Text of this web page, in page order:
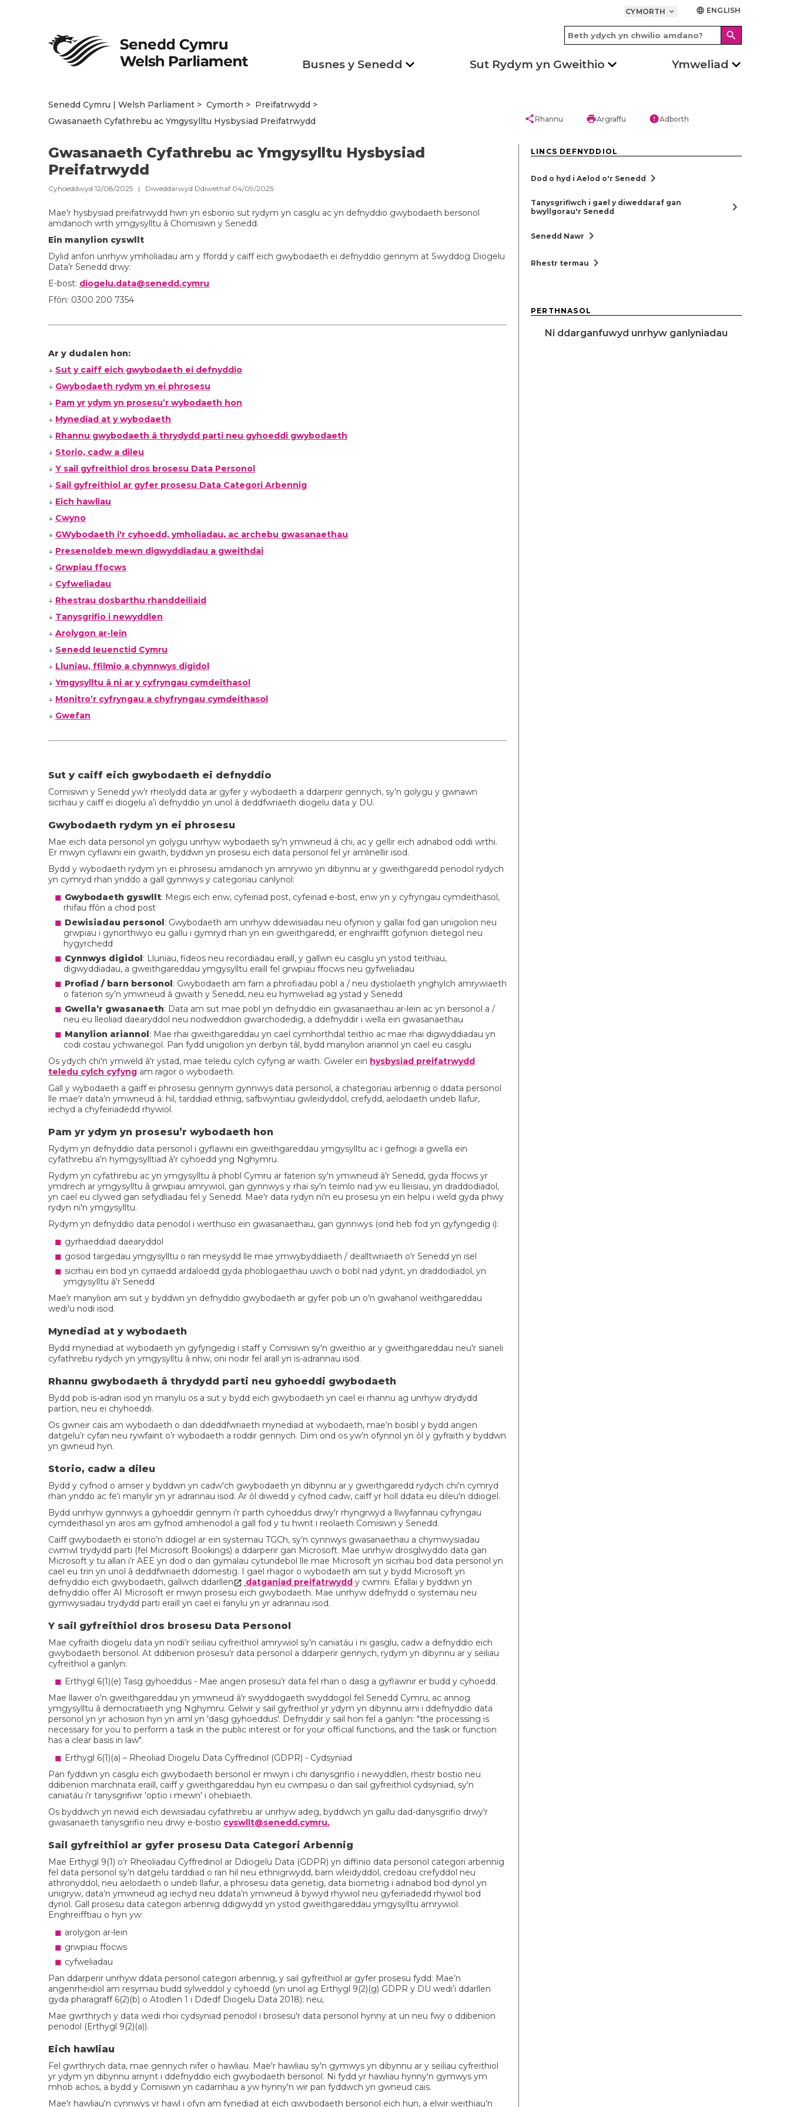
CYMORTH keyboard_arrow_down language ENGLISH
search
Busnes y Senedd Sut Rydym yn Gweithio Ymweliad
Senedd Cymru | Welsh Parliament Cymorth
Preifatrwydd
Gwasanaeth Cyfathrebu ac Ymgysylltu Hysbysiad Preifatrwydd
shareRhannu printArgraffu errorAdborth
Gwasanaeth Cyfathrebu ac Ymgysylltu Hysbysiad
Preifatrwydd
Cyhoeddwyd 12/08/2025 | Diweddarwyd Ddiwethaf 04/09/2025
Mae'r hysbysiad preifatrwydd hwn yn esbonio sut rydym yn casglu ac yn defnyddio gwybodaeth bersonol
amdanoch wrth ymgysylltu â Chomisiwn y Senedd.
Ein manylion cyswllt
Dylid anfon unrhyw ymholiadau am y ffordd y caiff eich gwybodaeth ei defnyddio gennym at Swyddog Diogelu
Data’r Senedd drwy:
E-bost: diogelu.data@senedd.cymru
Ffôn: 0300 200 7354
Ar y dudalen hon:
↓ Sut y caiff eich gwybodaeth ei defnyddio
↓ Gwybodaeth rydym yn ei phrosesu
↓ Pam yr ydym yn prosesu’r wybodaeth hon
↓ Mynediad at y wybodaeth
↓ Rhannu gwybodaeth â thrydydd parti neu gyhoeddi gwybodaeth
↓ Storio, cadw a dileu
↓ Y sail gyfreithiol dros brosesu Data Personol
↓ Sail gyfreithiol ar gyfer prosesu Data Categori Arbennig
↓ Eich hawliau
↓ Cwyno
↓ GWybodaeth i'r cyhoedd, ymholiadau, ac archebu gwasanaethau
↓ Presenoldeb mewn digwyddiadau a gweithdai
↓ Grwpiau ffocws
↓ Cyfweliadau
↓ Rhestrau dosbarthu rhanddeiliaid
↓ Tanysgrifio i newyddlen
↓ Arolygon ar-lein
↓ Senedd Ieuenctid Cymru
↓ Lluniau, ffilmio a chynnwys digidol
↓ Ymgysylltu â ni ar y cyfryngau cymdeithasol
↓ Monitro’r cyfryngau a chyfryngau cymdeithasol
↓ Gwefan
Sut y caiff eich gwybodaeth ei defnyddio
Comisiwn y Senedd yw’r rheolydd data ar gyfer y wybodaeth a ddarperir gennych, sy’n golygu y gwnawn
sicrhau y caiff ei diogelu a’i defnyddio yn unol â deddfwriaeth diogelu data y DU.
Gwybodaeth rydym yn ei phrosesu
Mae eich data personol yn golygu unrhyw wybodaeth sy'n ymwneud â chi, ac y gellir eich adnabod oddi wrthi.
Er mwyn cyflawni ein gwaith, byddwn yn prosesu eich data personol fel yr amlinellir isod.
Bydd y wybodaeth rydym yn ei phrosesu amdanoch yn amrywio yn dibynnu ar y gweithgaredd penodol rydych
yn cymryd rhan ynddo a gall gynnwys y categorïau canlynol:
Gwybodaeth gyswllt: Megis eich enw, cyfeiriad post, cyfeiriad e-bost, enw yn y cyfryngau cymdeithasol,
rhifau ffôn a chod post
Dewisiadau personol: Gwybodaeth am unrhyw ddewisiadau neu ofynion y gallai fod gan unigolion neu
grwpiau i gynorthwyo eu gallu i gymryd rhan yn ein gweithgaredd, er enghraifft gofynion dietegol neu
hygyrchedd
Cynnwys digidol: Lluniau, fideos neu recordiadau eraill, y gallwn eu casglu yn ystod teithiau,
digwyddiadau, a gweithgareddau ymgysylltu eraill fel grwpiau ffocws neu gyfweliadau
Profiad / barn bersonol: Gwybodaeth am farn a phrofiadau pobl a / neu dystiolaeth ynghylch amrywiaeth
o faterion sy’n ymwneud â gwaith y Senedd, neu eu hymweliad ag ystad y Senedd
Gwella’r gwasanaeth: Data am sut mae pobl yn defnyddio ein gwasanaethau ar-lein ac yn bersonol a /
neu eu lleoliad daearyddol neu nodweddion gwarchodedig, a ddefnyddir i wella ein gwasanaethau
Manylion ariannol: Mae rhai gweithgareddau yn cael cymhorthdal teithio ac mae rhai digwyddiadau yn
codi costau ychwanegol. Pan fydd unigolion yn derbyn tâl, bydd manylion ariannol yn cael eu casglu
Os ydych chi'n ymweld â'r ystad, mae teledu cylch cyfyng ar waith. Gweler ein hysbysiad preifatrwydd
teledu cylch cyfyng am ragor o wybodaeth.
Gall y wybodaeth a gaiff ei phrosesu gennym gynnwys data personol, a chategorïau arbennig o ddata personol
lle mae'r data’n ymwneud â: hil, tarddiad ethnig, safbwyntiau gwleidyddol, crefydd, aelodaeth undeb llafur,
iechyd a chyfeiriadedd rhywiol.
Pam yr ydym yn prosesu’r wybodaeth hon
Rydym yn defnyddio data personol i gyflawni ein gweithgareddau ymgysylltu ac i gefnogi a gwella ein
cyfathrebu a'n hymgysylltiad â'r cyhoedd yng Nghymru.
Rydym yn cyfathrebu ac yn ymgysylltu â phobl Cymru ar faterion sy'n ymwneud â'r Senedd, gyda ffocws yr
ymdrech ar ymgysylltu â grwpiau amrywiol, gan gynnwys y rhai sy'n teimlo nad yw eu lleisiau, yn draddodiadol,
yn cael eu clywed gan sefydliadau fel y Senedd. Mae'r data rydyn ni'n eu prosesu yn ein helpu i weld gyda phwy
rydyn ni'n ymgysylltu.
Rydym yn defnyddio data penodol i werthuso ein gwasanaethau, gan gynnwys (ond heb fod yn gyfyngedig i):
gyrhaeddiad daearyddol
gosod targedau ymgysylltu o ran meysydd lle mae ymwybyddiaeth / dealltwriaeth o'r Senedd yn isel
sicrhau ein bod yn cyrraedd ardaloedd gyda phoblogaethau uwch o bobl nad ydynt, yn draddodiadol, yn
ymgysylltu â'r Senedd
Mae'r manylion am sut y byddwn yn defnyddio gwybodaeth ar gyfer pob un o'n gwahanol weithgareddau
wedi'u nodi isod.
Mynediad at y wybodaeth
Bydd mynediad at wybodaeth yn gyfyngedig i staff y Comisiwn sy'n gweithio ar y gweithgareddau neu'r sianeli
cyfathrebu rydych yn ymgysylltu â nhw, oni nodir fel arall yn is-adrannau isod.
Rhannu gwybodaeth â thrydydd parti neu gyhoeddi gwybodaeth
Bydd pob is-adran isod yn manylu os a sut y bydd eich gwybodaeth yn cael ei rhannu ag unrhyw drydydd
partïon, neu ei chyhoeddi.
Os gwneir cais am wybodaeth o dan ddeddfwriaeth mynediad at wybodaeth, mae’n bosibl y bydd angen
datgelu’r cyfan neu rywfaint o’r wybodaeth a roddir gennych. Dim ond os yw’n ofynnol yn ôl y gyfraith y byddwn
yn gwneud hyn.
Storio, cadw a dileu
Bydd y cyfnod o amser y byddwn yn cadw'ch gwybodaeth yn dibynnu ar y gweithgaredd rydych chi'n cymryd
rhan ynddo ac fe'i manylir yn yr adrannau isod. Ar ôl diwedd y cyfnod cadw, caiff yr holl ddata eu dileu'n ddiogel.
Bydd unrhyw gynnwys a gyhoeddir gennym i'r parth cyhoeddus drwy'r rhyngrwyd a llwyfannau cyfryngau
cymdeithasol yn aros am gyfnod amhenodol a gall fod y tu hwnt i reolaeth Comisiwn y Senedd.
Caiff gwybodaeth ei storio’n ddiogel ar ein systemau TGCh, sy’n cynnwys gwasanaethau a chymwysiadau
cwmwl trydydd parti (fel Microsoft Bookings) a ddarperir gan Microsoft. Mae unrhyw drosglwyddo data gan
Microsoft y tu allan i’r AEE yn dod o dan gymalau cytundebol lle mae Microsoft yn sicrhau bod data personol yn
cael eu trin yn unol â deddfwriaeth ddomestig. I gael rhagor o wybodaeth am sut y bydd Microsoft yn
defnyddio eich gwybodaeth, gallwch ddarllen
datganiad preifatrwydd y cwmni. Efallai y byddwn yn
defnyddio offer AI Microsoft er mwyn prosesu eich gwybodaeth. Mae unrhyw ddefnydd o systemau neu
gymwysiadau trydydd parti eraill yn cael ei fanylu yn yr adrannau isod.
Y sail gyfreithiol dros brosesu Data Personol
Mae cyfraith diogelu data yn nodi’r seiliau cyfreithiol amrywiol sy’n caniatáu i ni gasglu, cadw a defnyddio eich
gwybodaeth bersonol. At ddibenion prosesu’r data personol a ddarperir gennych, rydym yn dibynnu ar y seiliau
cyfreithiol a ganlyn:
Erthygl 6(1)(e) Tasg gyhoeddus - Mae angen prosesu’r data fel rhan o dasg a gyflawnir er budd y cyhoedd.
Mae llawer o'n gweithgareddau yn ymwneud â'r swyddogaeth swyddogol fel Senedd Cymru, ac annog
ymgysylltu â democratiaeth yng Nghymru. Gelwir y sail gyfreithiol yr ydym yn dibynnu arni i ddefnyddio data
personol yn yr achosion hyn yn aml yn 'dasg gyhoeddus'. Defnyddir y sail hon fel a ganlyn: "the processing is
necessary for you to perform a task in the public interest or for your official functions, and the task or function
has a clear basis in law".
Erthygl 6(1)(a) – Rheoliad Diogelu Data Cyffredinol (GDPR) - Cydsyniad
Pan fyddwn yn casglu eich gwybodaeth bersonol er mwyn i chi danysgrifio i newyddlen, rhestr bostio neu
ddibenion marchnata eraill, caiff y gweithgareddau hyn eu cwmpasu o dan sail gyfreithiol cydsyniad, sy'n
caniatáu i'r tanysgrifiwr 'optio i mewn' i ohebiaeth.
Os byddwch yn newid eich dewisiadau cyfathrebu ar unrhyw adeg, byddwch yn gallu dad-danysgrifio drwy'r
gwasanaeth tanysgrifio neu drwy e-bostio cyswllt@senedd.cymru.
Sail gyfreithiol ar gyfer prosesu Data Categori Arbennig
Mae Erthygl 9(1) o’r Rheoliadau Cyffredinol ar Ddiogelu Data (GDPR) yn diffinio data personol categori arbennig
fel data personol sy’n datgelu tarddiad o ran hil neu ethnigrwydd, barn wleidyddol, credoau crefyddol neu
athronyddol, neu aelodaeth o undeb llafur, a phrosesu data genetig, data biometrig i adnabod bod dynol yn
unigryw, data’n ymwneud ag iechyd neu ddata’n ymwneud â bywyd rhywiol neu gyfeiriadedd rhywiol bod
dynol. Gall prosesu data categori arbennig ddigwydd yn ystod gweithgareddau ymgysylltu amrywiol.
Enghreifftiau o hyn yw:
arolygon ar-lein
grwpiau ffocws
cyfweliadau
Pan ddarperir unrhyw ddata personol categori arbennig, y sail gyfreithiol ar gyfer prosesu fydd: Mae’n
angenrheidiol am resymau budd sylweddol y cyhoedd (yn unol ag Erthygl 9(2)(g) GDPR y DU wedi’i ddarllen
gyda pharagraff 6(2)(b) o Atodlen 1 i Ddedf Diogelu Data 2018); neu,
Mae gwrthrych y data wedi rhoi cydsyniad penodol i brosesu'r data personol hynny at un neu fwy o ddibenion
penodol (Erthygl 9(2)(a)).
Eich hawliau
Fel gwrthrych data, mae gennych nifer o hawliau. Mae'r hawliau sy'n gymwys yn dibynnu ar y seiliau cyfreithiol
yr ydym yn dibynnu arnynt i ddefnyddio eich gwybodaeth bersonol. Ni fydd yr hawliau hynny'n gymwys ym
mhob achos, a bydd y Comisiwn yn cadarnhau a yw hynny'n wir pan fyddwch yn gwneud cais.
Mae'r hawliau'n cynnwys yr hawl i ofyn am fynediad at eich gwybodaeth bersonol eich hun, a elwir weithiau’n
LINCS DEFNYDDIOL
Dod o hyd i Aelod o'r Senedd chevron_right
Tanysgrifiwch i gael y diweddaraf gan
bwyllgorau'r Senedd
chevron_right
Senedd Nawr chevron_right
Rhestr termau chevron_right
PERTHNASOL
Ni ddarganfuwyd unrhyw ganlyniadau